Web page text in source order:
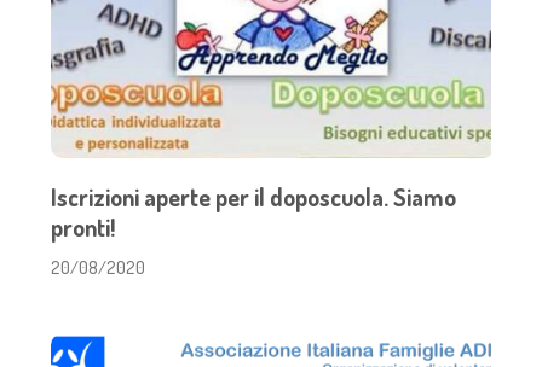
Iscrizioni aperte per il doposcuola. Siamo
pronti!
20/08/2020